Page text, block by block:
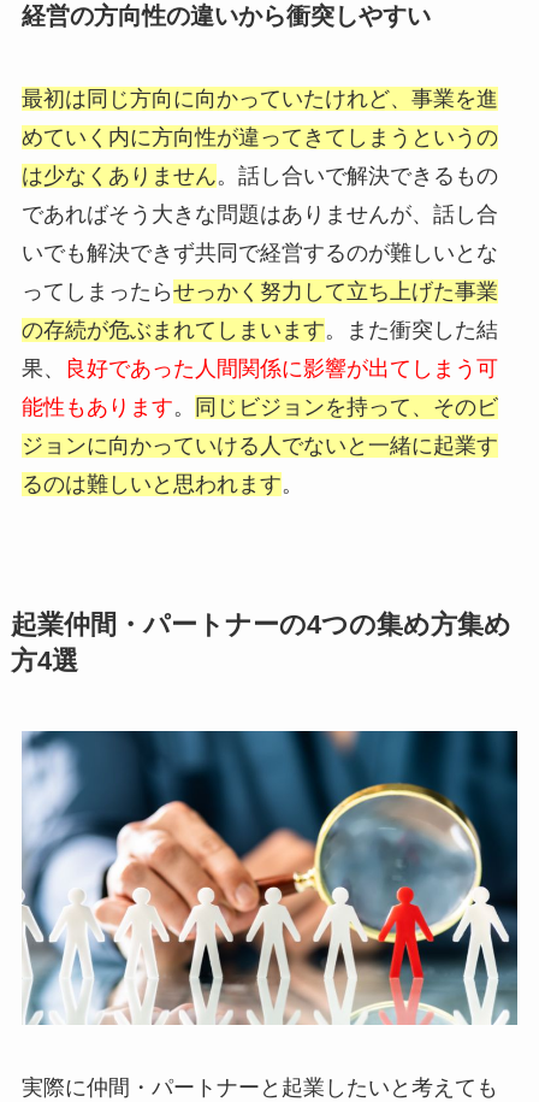
経営の方向性の違いから衝突しやすい
最初は同じ方向に向かっていたけれど、事業を進
めていく内に方向性が違ってきてしまうというの
は少なくありません。話し合いで解決できるもの
であればそう大きな問題はありませんが、話し合
いでも解決できず共同で経営するのが難しいとな
ってしまったらせっかく努力して立ち上げた事業
の存続が危ぶまれてしまいます。また衝突した結
果、
良好であった人間関係に影響が出てしまう可
能性もあります。
同じビジョンを持って、そのビ
ジョンに向かっていける人でないと一緒に起業す
るのは難しいと思われます。
起業仲間・パートナーの4つの集め方集め
方4選
実際に仲間・パートナーと起業したいと考えても